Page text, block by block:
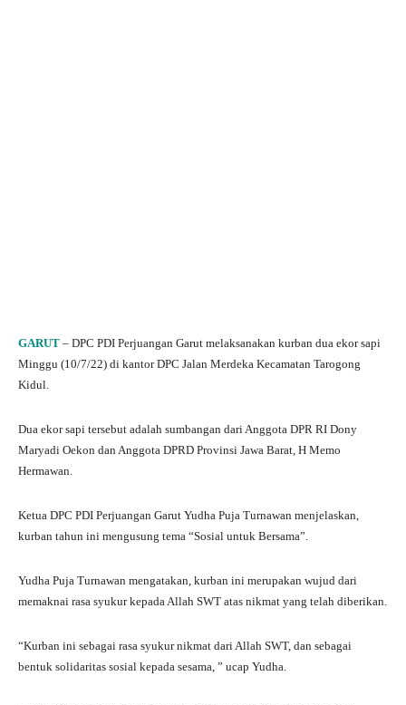
GARUT – DPC PDI Perjuangan Garut melaksanakan kurban dua ekor sapi
Minggu (10/7/22) di kantor DPC Jalan Merdeka Kecamatan Tarogong
Kidul.
Dua ekor sapi tersebut adalah sumbangan dari Anggota DPR RI Dony
Maryadi Oekon dan Anggota DPRD Provinsi Jawa Barat, H Memo
Hermawan.
Ketua DPC PDI Perjuangan Garut Yudha Puja Turnawan menjelaskan,
kurban tahun ini mengusung tema “Sosial untuk Bersama”.
Yudha Puja Turnawan mengatakan, kurban ini merupakan wujud dari
memaknai rasa syukur kepada Allah SWT atas nikmat yang telah diberikan.
“Kurban ini sebagai rasa syukur nikmat dari Allah SWT, dan sebagai
bentuk solidaritas sosial kepada sesama, ” ucap Yudha.